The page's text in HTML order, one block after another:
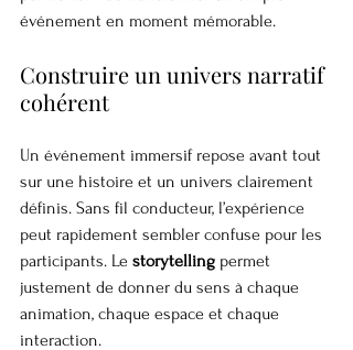
événement en moment mémorable.
Construire un univers narratif
cohérent
Un événement immersif repose avant tout
sur une histoire et un univers clairement
définis. Sans fil conducteur, l’expérience
peut rapidement sembler confuse pour les
participants. Le storytelling permet
justement de donner du sens à chaque
animation, chaque espace et chaque
interaction.